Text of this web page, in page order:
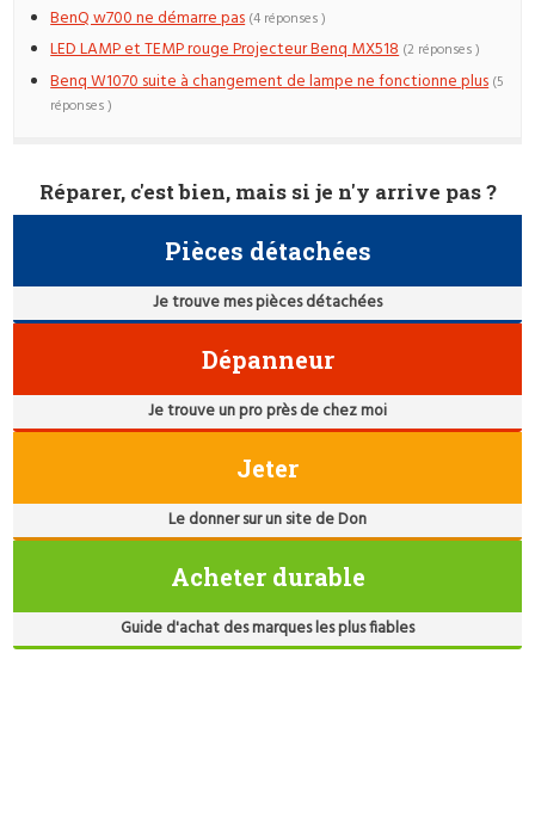
BenQ w700 ne démarre pas (4 réponses )
LED LAMP et TEMP rouge Projecteur Benq MX518 (2 réponses )
Benq W1070 suite à changement de lampe ne fonctionne plus (5
réponses )
Réparer, c'est bien, mais si je n'y arrive pas ?
Pièces détachées
Je trouve mes pièces détachées
Dépanneur
Je trouve un pro près de chez moi
Jeter
Le donner sur un site de Don
Acheter durable
Guide d'achat des marques les plus fiables